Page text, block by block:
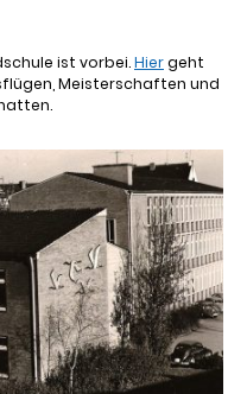
ist vorbei.Hiergeht
Meisterschaften und